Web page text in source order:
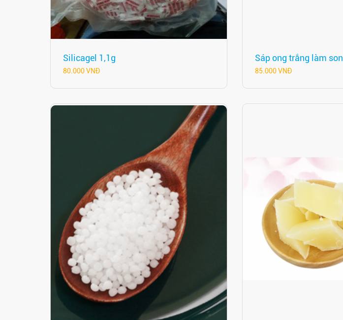
Silicagel 1,1g
80.000 VNĐ
Sáp ong trắng làm son
85.000 VNĐ